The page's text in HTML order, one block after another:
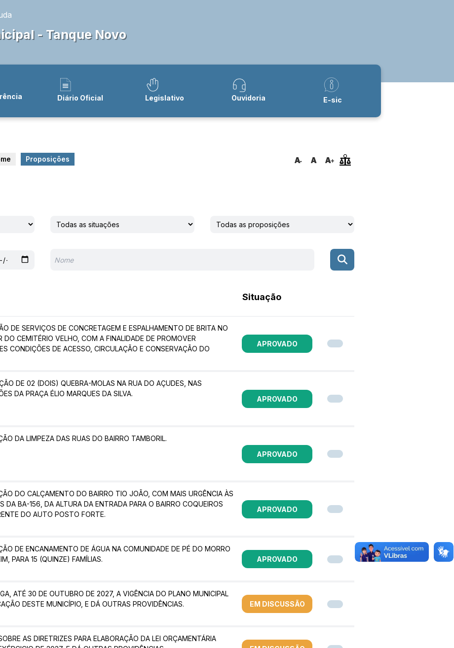
- Tanque Novo
Diário Oficial Legislativo Ouvidoria E-sic
Proposições
Situação
DE SERVIÇOS DE CONCRETAGEM E ESPALHAMENTO DE BRITA NO
DO CEMITÉRIO VELHO, COM A FINALIDADE DE PROMOVER
CONDIÇÕES DE ACESSO, CIRCULAÇÃO E CONSERVAÇÃO DO
APROVADO
DE 02 (DOIS) QUEBRA-MOLAS NA RUA DO AÇUDES, NAS
DA PRAÇA ÉLIO MARQUES DA SILVA.
APROVADO
DA LIMPEZA DAS RUAS DO BAIRRO TAMBORIL.
APROVADO
DO CALÇAMENTO DO BAIRRO TIO JOÃO, COM MAIS URGÊNCIA ÀS
DA BA-156, DA ALTURA DA ENTRADA PARA O BAIRRO COQUEIROS
DO AUTO POSTO FORTE.
APROVADO
DE ENCANAMENTO DE ÁGUA NA COMUNIDADE DE PÉ DO MORRO
PARA 15 (QUINZE) FAMÍLIAS.
APROVADO
ATÉ 30 DE OUTUBRO DE 2027, A VIGÊNCIA DO PLANO MUNICIPAL
DESTE MUNICÍPIO, E DÁ OUTRAS PROVIDÊNCIAS.
EM DISCUSSÃO
AS DIRETRIZES PARA ELABORAÇÃO DA LEI ORÇAMENTÁRIA